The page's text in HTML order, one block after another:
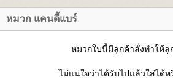
หมวก แคนดี้แบร์
หมวกใบนี้มีลูกค้าสั่งทำให้ลู
ไม่แน่ใจว่าได้รับไปแล้วใส่ได้ห